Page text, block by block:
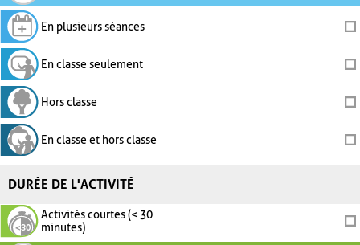
En plusieurs séances
En classe seulement
Hors classe
En classe et hors classe
DURÉE DE L'ACTIVITÉ
Activités courtes (< 30
minutes)